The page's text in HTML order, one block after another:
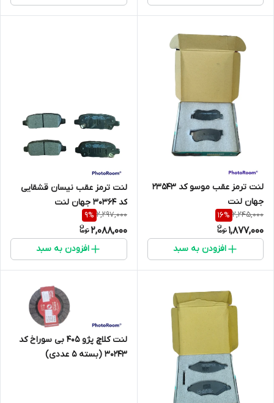
لنت ترمز عقب موسو کد 23543
جهان لنت
2,245,000
16%
1,877,000
افزودن به سبد
لنت ترمز عقب نیسان قشقایی
کد 30364 جهان لنت
2,297,000
9%
2,088,000
افزودن به سبد
لنت کلاچ پژو 405 بی سوراخ کد
30243 (بسته 5 عددی)